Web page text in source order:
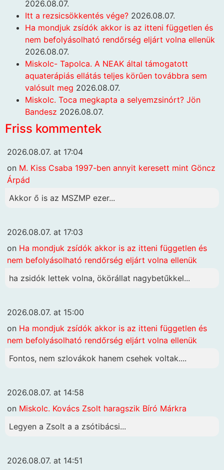
2026.08.07.
Itt a rezsicsökkentés vége? 2026.08.07.
Ha mondjuk zsídók akkor is az itteni független és
nem befolyásolható rendőrség eljárt volna ellenük
2026.08.07.
Miskolc- Tapolca. A NEAK által támogatott
aquaterápiás ellátás teljes körűen továbbra sem
valósult meg 2026.08.07.
Miskolc. Toca megkapta a selyemzsinórt? Jön
Bandesz 2026.08.07.
Friss kommentek
2026.08.07. at 17:04
on M. Kiss Csaba 1997-ben annyit keresett mint Göncz
Árpád
Akkor ő is az MSZMP ezer...
2026.08.07. at 17:03
on Ha mondjuk zsídók akkor is az itteni független és
nem befolyásolható rendőrség eljárt volna ellenük
ha zsidók lettek volna, ökörállat nagybetűkkel...
2026.08.07. at 15:00
on Ha mondjuk zsídók akkor is az itteni független és
nem befolyásolható rendőrség eljárt volna ellenük
Fontos, nem szlovákok hanem csehek voltak....
2026.08.07. at 14:58
on Miskolc. Kovács Zsolt haragszik Bíró Márkra
Legyen a Zsolt a a zsótibácsi...
2026.08.07. at 14:51